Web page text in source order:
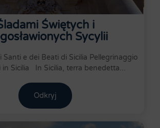
Świętych i
Sycylii
Santi e dei Beati di Sicilia Pellegrinaggio
in Sicilia In Sicilia, terra benedetta...
Odkryj